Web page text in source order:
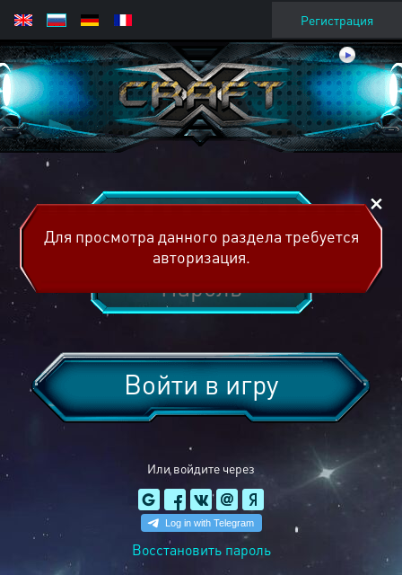
Регистрация
Или войдите через
Войти в игру
Восстановить пароль
Для просмотра данного раздела требуется
авторизация.